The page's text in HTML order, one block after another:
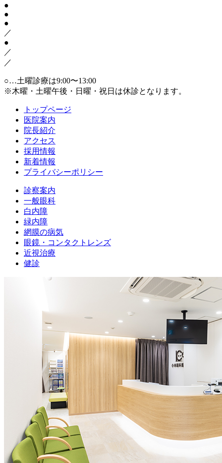
●
●
●
／
●
／
／
○…土曜診療は9:00〜13:00
※木曜・土曜午後・日曜・祝日は休診となります。
トップページ
医院案内
院長紹介
アクセス
採用情報
新着情報
プライバシーポリシー
診察案内
一般眼科
白内障
緑内障
網膜の病気
眼鏡・コンタクトレンズ
近視治療
健診